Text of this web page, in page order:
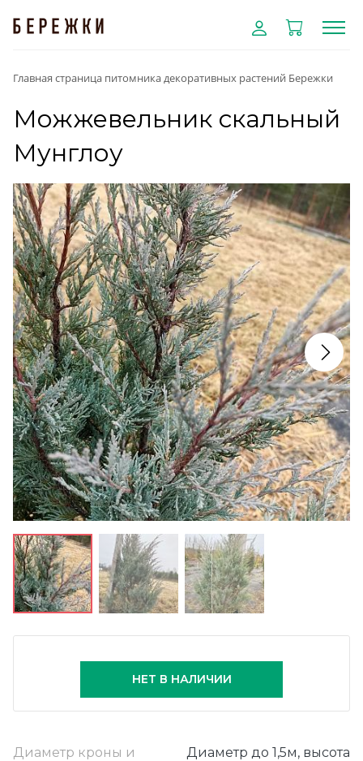
Главная страница питомника декоративных растений Бережки
Можжевельник скальный
Мунглоу
НЕТ В НАЛИЧИИ
Диаметр кроны и
Диаметр до 1,5м, высота